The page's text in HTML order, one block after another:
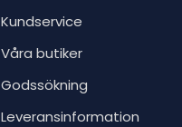
Kundservice
Våra butiker
Godssökning
Leveransinformation